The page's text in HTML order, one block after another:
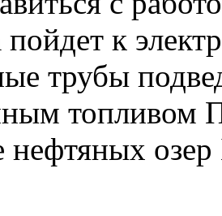
пойдет к
трубы
топливом
нефтяных